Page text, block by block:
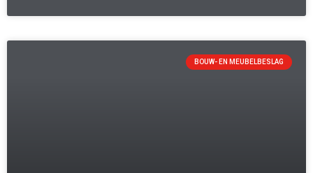
BOUW- EN MEUBELBESLAG